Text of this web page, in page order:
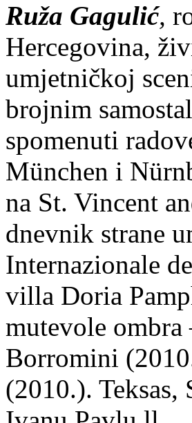
Ruža Gagulić,
Hercegovina,
umjetničkoj
brojnim
spomenuti
München i
na St. Vincent
dnevnik strane
Internazionale
villa Doria
mutevole
Borromini
(2010.). Teksas,